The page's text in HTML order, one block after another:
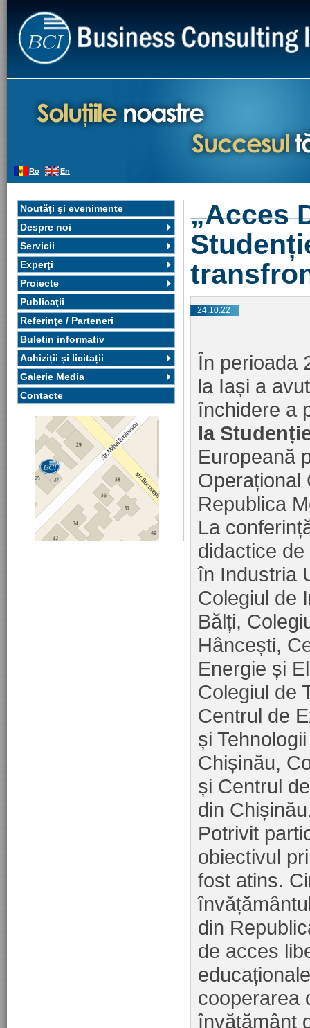
Ro En
Noutăţi şi evenimente
Despre noi
Servicii
Experţi
Proiecte
Publicaţii
Referinţe / Parteneri
Buletin informativ
Achiziții și licitații
Galerie Media
Contacte
„Acces
În perioada
la Iași a
închidere a
la
Europeană
Operațional
Republica
La
didactice
în Industria
Colegiul de
Bălți,
Hâncești,
Energie și
Colegiul de
Centrul de
și
Chișinău,
și Centrul
din
Potrivit
obiectivul
fost atins.
din
de acces
cooperarea
învățământ
24.10.22